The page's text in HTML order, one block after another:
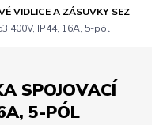
VIDLICE A ZÁSUVKY SEZ
400V, IP44, 16A, 5-pól
SPOJOVACÍ
5-PÓL